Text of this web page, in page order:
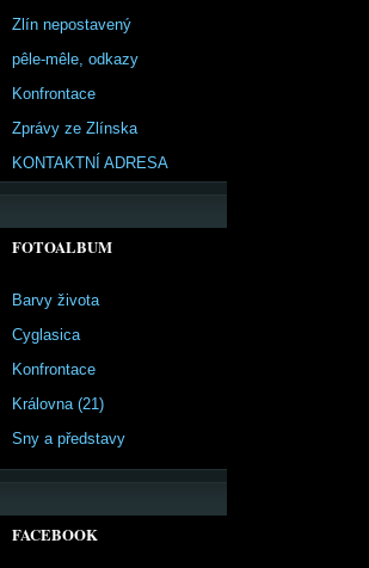
Zlín nepostavený
pêle-mêle, odkazy
Konfrontace
Zprávy ze Zlínska
KONTAKTNÍ ADRESA
FOTOALBUM
Barvy života
Cyglasica
Konfrontace
Královna (21)
Sny a představy
FACEBOOK